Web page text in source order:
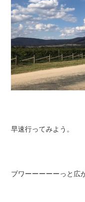
早速行ってみよう。
ブワーーーーーっと広